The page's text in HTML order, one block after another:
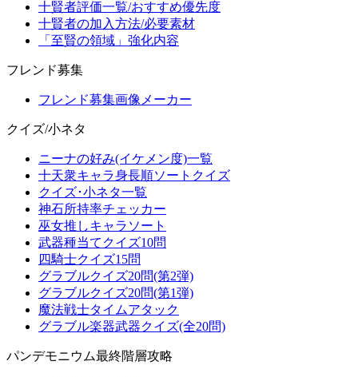
十賢者評価一覧/おすすめ優先度
十賢者の加入方法/必要素材
「至賢の領域」強化内容
フレンド募集
フレンド募集画像メーカー
クイズ/小ネタ
ニーナの好み(イケメン度)一覧
十天衆キャラ身長順ソートクイズ
クイズ･小ネタ一覧
神石所持率チェッカー
巫女推しキャラソート
武器種当てクイズ10問
四騎士クイズ15問
グラブルクイズ20問(第2弾)
グラブルクイズ20問(第1弾)
魔法戦士タイムアタック
グラブル楽器武器クイズ(全20問)
パンデモニウム最終階層攻略